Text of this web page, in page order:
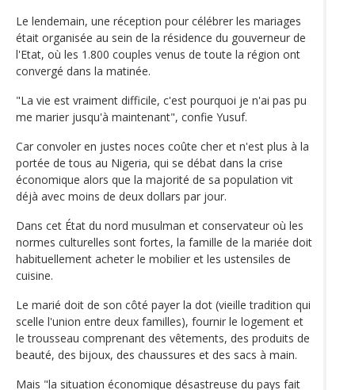
Le lendemain, une réception pour célébrer les mariages
était organisée au sein de la résidence du gouverneur de
l'Etat, où les 1.800 couples venus de toute la région ont
convergé dans la matinée.
"La vie est vraiment difficile, c'est pourquoi je n'ai pas pu
me marier jusqu'à maintenant", confie Yusuf.
Car convoler en justes noces coûte cher et n'est plus à la
portée de tous au Nigeria, qui se débat dans la crise
économique alors que la majorité de sa population vit
déjà avec moins de deux dollars par jour.
Dans cet État du nord musulman et conservateur où les
normes culturelles sont fortes, la famille de la mariée doit
habituellement acheter le mobilier et les ustensiles de
cuisine.
Le marié doit de son côté payer la dot (vieille tradition qui
scelle l'union entre deux familles), fournir le logement et
le trousseau comprenant des vêtements, des produits de
beauté, des bijoux, des chaussures et des sacs à main.
Mais "la situation économique désastreuse du pays fait